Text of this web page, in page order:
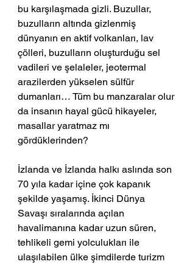
bu karşılaşmada gizli. Buzullar,
buzulların altında gizlenmiş
dünyanın en aktif volkanları, lav
çölleri, buzulların oluşturduğu sel
vadileri ve şelaleler, jeotermal
arazilerden yükselen sülfür
dumanları… Tüm bu manzaralar olur
da insanın hayal gücü hikayeler,
masallar yaratmaz mı
gördüklerinden?
İzlanda ve İzlanda halkı aslında son
70 yıla kadar içine çok kapanık
şekilde yaşamış. İkinci Dünya
Savaşı sıralarında açılan
havalimanına kadar uzun süren,
tehlikeli gemi yolculukları ile
ulaşılabilen ülke şimdilerde turizm